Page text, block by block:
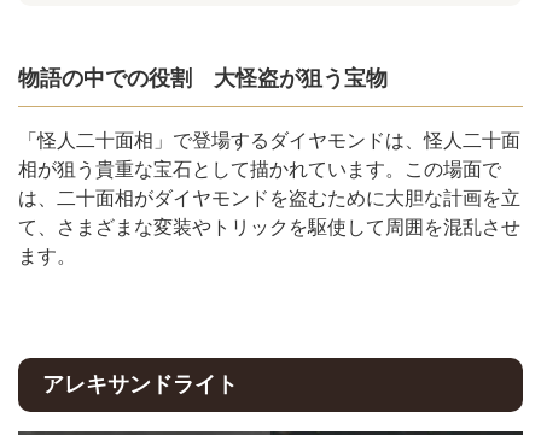
物語の中での役割 大怪盗が狙う宝物
「怪人二十面相」で登場するダイヤモンドは、怪人二十面
相が狙う貴重な宝石として描かれています。この場面で
は、二十面相がダイヤモンドを盗むために大胆な計画を立
て、さまざまな変装やトリックを駆使して周囲を混乱させ
ます。
アレキサンドライト